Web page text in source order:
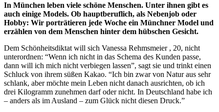
In München leben viele schöne Menschen. Unter ihnen gibt es
auch einige Models. Ob hauptberuflich, als Nebenjob oder
Hobby: Wir porträtieren jede Woche ein Münchner Model und
erzählen von dem Menschen hinter dem hübschen Gesicht.
Dem Schönheitsdiktat will sich Vanessa Rehmsmeier , 20, nicht
unterordnen: “Wenn ich nicht in das Schema des Kunden passe,
dann will ich mich nicht verbiegen lassen”, sagt sie und trinkt einen
Schluck von ihrem süßen Kakao. “Ich bin zwar von Natur aus sehr
schlank, aber möchte mein Leben nicht danach ausrichten, ob ich
drei Kilogramm zunehmen darf oder nicht. In Deutschland habe ich
– anders als im Ausland – zum Glück nicht diesen Druck.”